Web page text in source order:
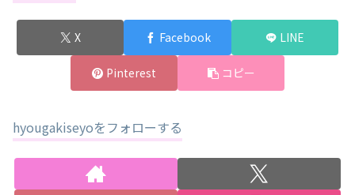
X Facebook LINE
Pinterest コピー
hyougakiseyoをフォローする